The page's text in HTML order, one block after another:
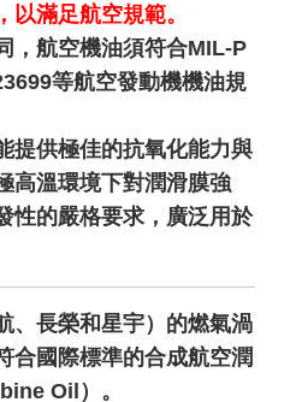
以滿足航空規範。
，航空機油須符合MIL-P
等航空發動機機油規
提供極佳的抗氧化能力與
高溫環境下對潤滑膜強
性的嚴格要求，廣泛用於
、長榮和星宇）的燃氣渦
合國際標準的合成航空潤
Oil）。